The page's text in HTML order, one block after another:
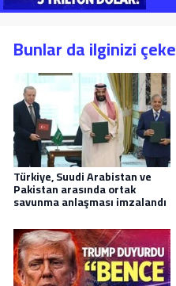
Bunlar da ilginizi
Türkiye, Suudi Arabistan ve
Pakistan arasında ortak
savunma anlaşması imzalandı